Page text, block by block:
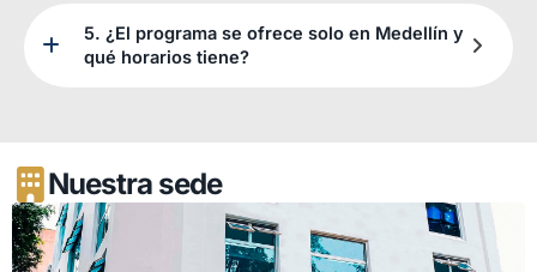
5. ¿El programa se ofrece solo en Medellín y
qué horarios tiene?
Nuestra sede